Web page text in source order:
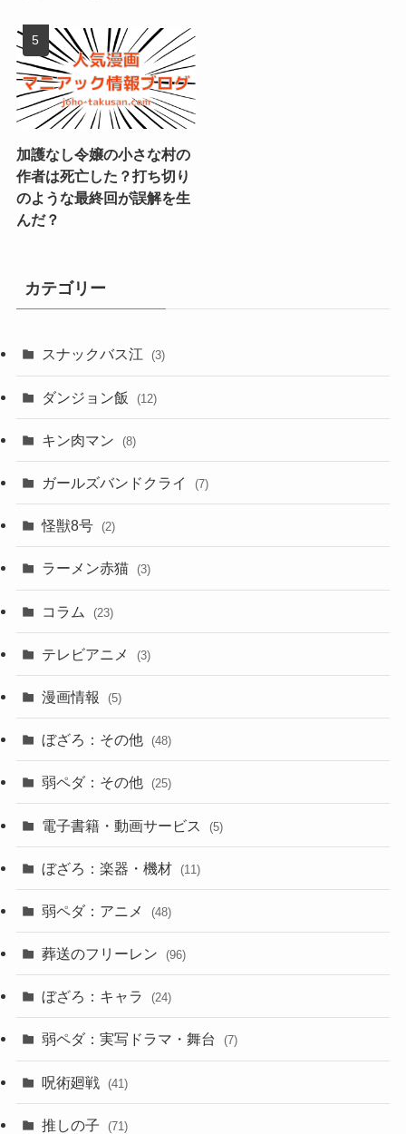
加護なし令嬢の小さな村の
作者は死亡した？打ち切り
のような最終回が誤解を生
んだ？
カテゴリー
スナックバス江 (3)
ダンジョン飯 (12)
キン肉マン (8)
ガールズバンドクライ (7)
怪獣8号 (2)
ラーメン赤猫 (3)
コラム (23)
テレビアニメ (3)
漫画情報 (5)
ぼざろ：その他 (48)
弱ペダ：その他 (25)
電子書籍・動画サービス (5)
ぼざろ：楽器・機材 (11)
弱ペダ：アニメ (48)
葬送のフリーレン (96)
ぼざろ：キャラ (24)
弱ペダ：実写ドラマ・舞台 (7)
呪術廻戦 (41)
推しの子 (71)